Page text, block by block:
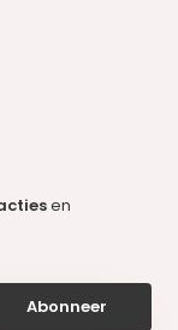
en
Abonneer